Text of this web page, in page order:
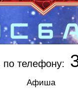
по телефону:
Афиша